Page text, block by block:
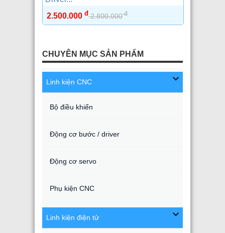
2.500.000 đ2.800.000đ
CHUYÊN MỤC SẢN PHẨM
Linh kiện CNC
Bộ điều khiển
Động cơ bước / driver
Động cơ servo
Phụ kiện CNC
Linh kiện điện tử